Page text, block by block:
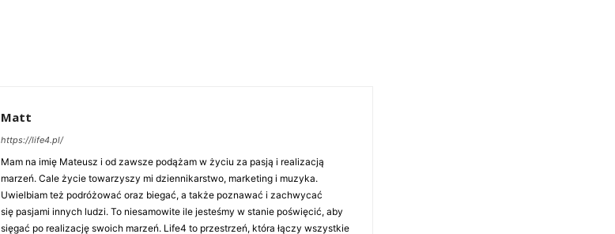
Matt
https://life4.pl/
Mam na imię Mateusz i od zawsze podążam w życiu za pasją i realizacją
marzeń. Cale życie towarzyszy mi dziennikarstwo, marketing i muzyka.
Uwielbiam też podróżować oraz biegać, a także poznawać i zachwycać
się pasjami innych ludzi. To niesamowite ile jesteśmy w stanie poświęcić, aby
sięgać po realizację swoich marzeń. Life4 to przestrzeń, która łączy wszystkie